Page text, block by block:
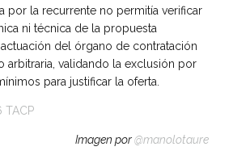
por la recurrente no permitía verificar
ni técnica de la propuesta
del órgano de contratación
arbitraria, validando la exclusión por
para justificar la oferta.
TACP
Imagen por@manolotaure